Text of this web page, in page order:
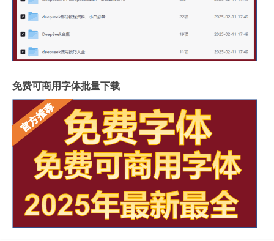
免费可商用字体批量下载